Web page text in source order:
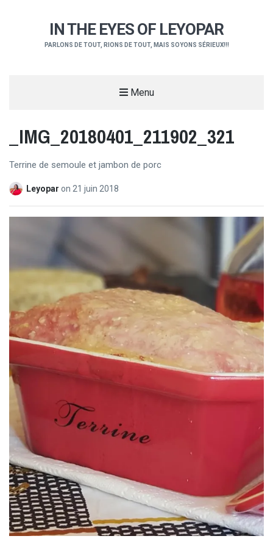
IN THE EYES OF LEYOPAR
PARLONS DE TOUT, RIONS DE TOUT, MAIS SOYONS SÉRIEUX!!!
Menu
_IMG_20180401_211902_321
Terrine de semoule et jambon de porc
Leyopar on 21 juin 2018